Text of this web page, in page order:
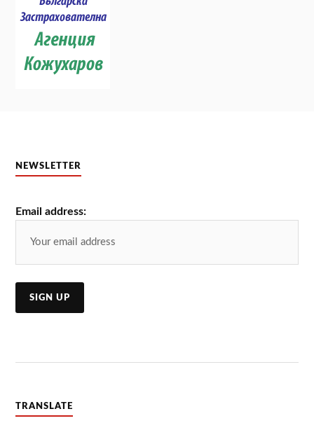
NEWSLETTER
Email address:
TRANSLATE